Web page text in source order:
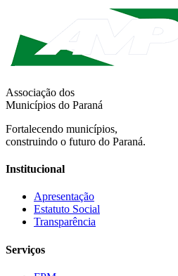
Associação dos
Municípios do Paraná
Fortalecendo municípios,
construindo o futuro do Paraná.
Institucional
Apresentação
Estatuto Social
Transparência
Serviços